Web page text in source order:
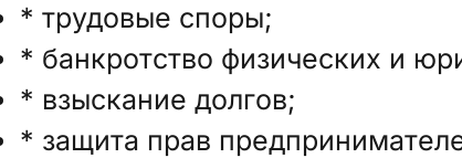
* трудовые споры;
* банкротство физических и
* взыскание долгов;
* защита прав